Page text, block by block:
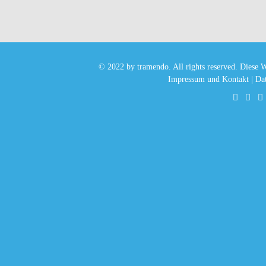
© 2022 by tramendo. All rights reserved. Diese
Impressum und Kontakt|